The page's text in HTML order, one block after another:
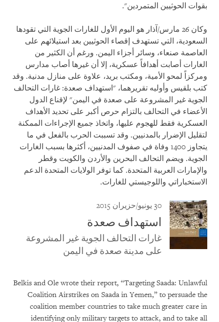
بقوات الحوثيين المتمردين".
وكان 26 مارس/آذار هو اليوم الأول للغارات الجوية التي تقودها
السعودية، التي تستهدف إقصاء الحوثيين بعد استيلائهم على
العاصمة صنعاء، وسائر أجزاء اليمن. ورغم أن الكثير من
الغارات أصابت أهدافاً عسكرية، إلا أن غيرها أصاب مدارس
ومركزاً لمحو الأمية، ومكتب بريد، علاوة على منازل مدنية. وقد
كتب بلقيس وأوليه تقريرهما، "استهداف صعدة: غارات التحالف
الجوية غير المشروعة على صعدة في اليمن" لإقناع الدول
الأعضاء في التحالف بالتزام حرص أكبر على تحديد الأهداف
العسكرية فقط للهجوم عليها، واتخاذ جميع الإجراءات الممكنة
لتقليل الإضرار بالمدنيين. وقد تسببت الحرب بالفعل في ما
يتجاوز 1400 وفاة في صفوف المدنيين، أكثرها بسبب الغارات
الجوية. ويضم التحالف البحرين والأردن والكويت وقطر
والإمارات العربية المتحدة. كما توفر الولايات المتحدة الدعم
الاستخباراتي واللوجيستي للغارات.
30 يونيو/حزيران 2015
استهداف صعدة
غارات التحالف الجوية غير المشروعة
على مدينة صعدة في اليمن
Belkis and Ole wrote their report, “Targeting Saada: Unlawful
Coalition Airstrikes on Saada in Yemen,” to persuade the
coalition member countries to take much greater care in
identifying only military targets to attack, and to take all